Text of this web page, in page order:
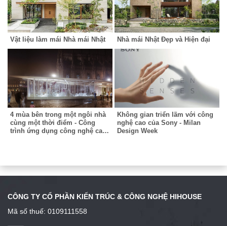
Vật liệu làm mái Nhà mái Nhật Nhà mái Nhật Đẹp và Hiện đại
4 mùa bên trong một ngôi nhà
cùng một thời điểm - Công
trình ứng dụng công nghệ cao
Không gian triển lãm với công
nghệ cao của Sony - Milan
Design Week
CÔNG TY CỔ PHẦN KIẾN TRÚC & CÔNG NGHỆ HIHOUSE
Mã số thuế: 0109111558